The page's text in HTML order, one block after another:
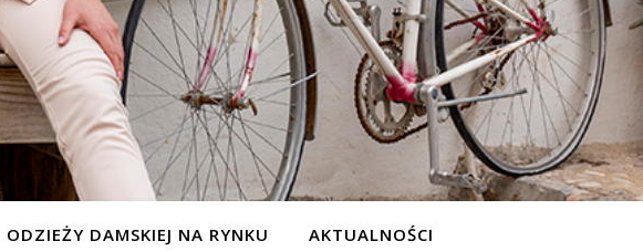
DAMSKIEJ NA RYNKU AKTUALNOŚCI